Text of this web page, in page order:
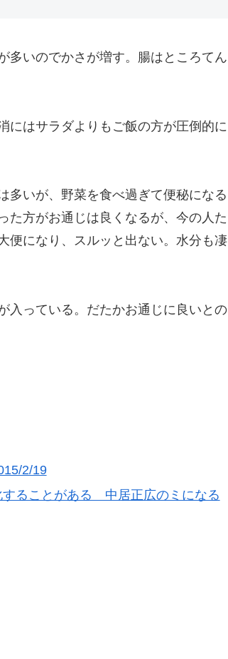
多いのでかさが増す。腸はところてん
にはサラダよりもご飯の方が圧倒的に
多いが、野菜を食べ過ぎて便秘になる
た方がお通じは良くなるが、今の人た
便になり、スルッと出ない。水分も凄
入っている。だたかお通じに良いとの
2/19
することがある 中居正広のミになる